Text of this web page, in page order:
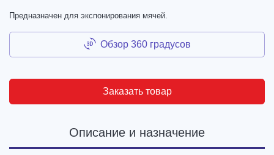
Предназначен для экспонирования мячей.
Обзор 360 градусов
Заказать товар
Описание и назначение